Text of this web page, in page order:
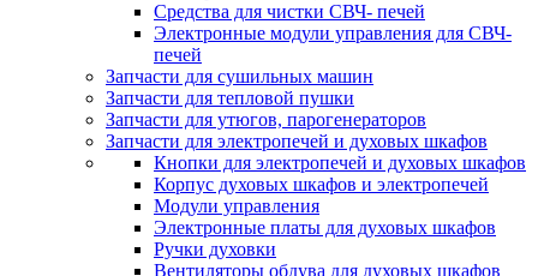
Средства для чистки СВЧ- печей
Электронные модули управления для СВЧ-
печей
Запчасти для сушильных машин
Запчасти для тепловой пушки
Запчасти для утюгов, парогенераторов
Запчасти для электропечей и духовых шкафов
Кнопки для электропечей и духовых шкафов
Корпус духовых шкафов и электропечей
Модули управления
Электронные платы для духовых шкафов
Ручки духовки
Вентиляторы обдува для духовых шкафов